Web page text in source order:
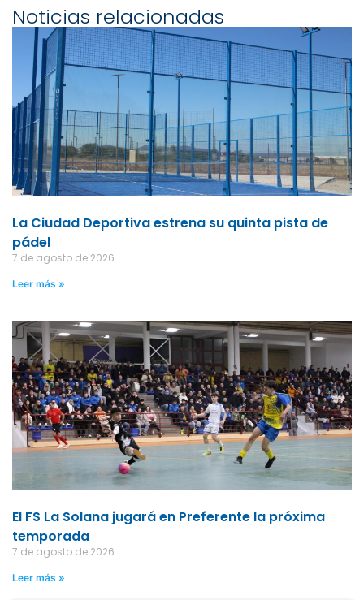
Noticias relacionadas
La Ciudad Deportiva estrena su quinta pista de
pádel
7 de agosto de 2026
Leer más »
El FS La Solana jugará en Preferente la próxima
temporada
7 de agosto de 2026
Leer más »